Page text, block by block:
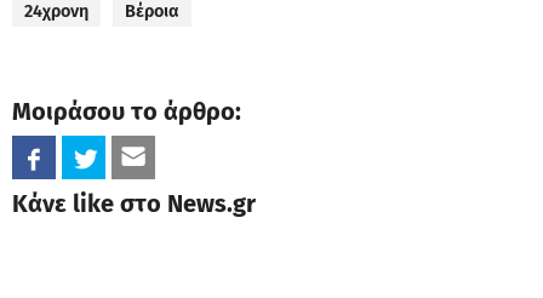
24χρονη Βέροια
Μοιράσου το άρθρο:
Κάνε like στο News.gr